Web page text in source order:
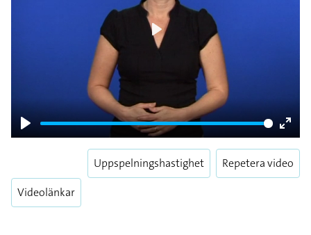
Play
Enter
Play
Videolänkar
Uppspelningshastighet Repetera video